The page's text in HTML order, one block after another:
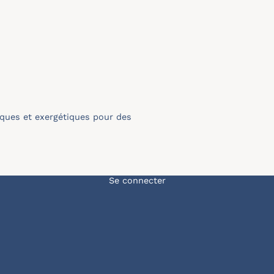
et exergétiques pour des
Menu du compte de
Se connecter